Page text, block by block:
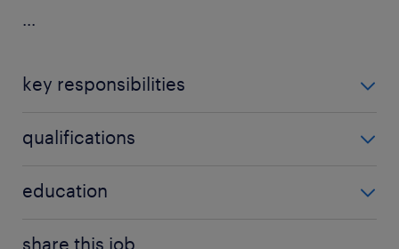
...
key responsibilities
commerciale, si occuperà di:
qualifications
education
share this job.